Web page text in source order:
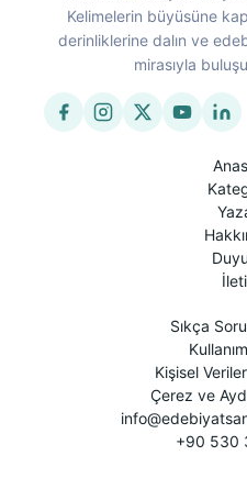
Kelimelerin büyüsüne
derinliklerine dalın ve
mirasıyla
Sıkça
Kişisel
Çerez ve
+90 530